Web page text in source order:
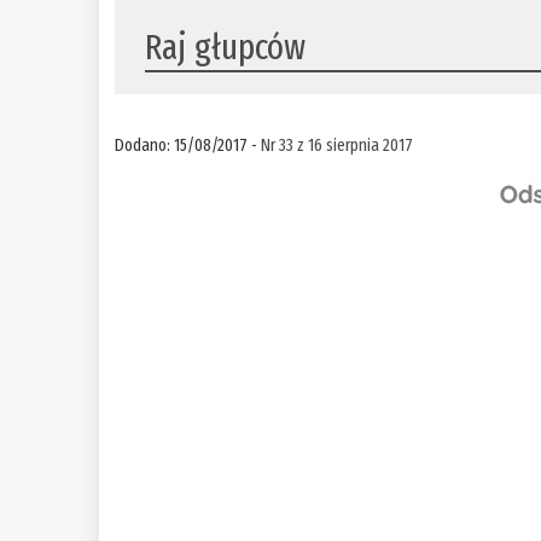
Raj głupców
Dodano: 15/08/2017 -Nr 33 z 16 sierpnia 2017